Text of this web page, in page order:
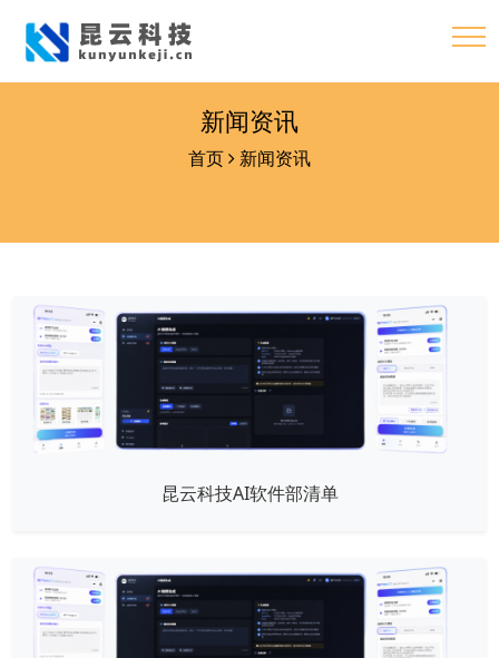
新闻资讯
首页 新闻资讯
昆云科技AI软件部清单